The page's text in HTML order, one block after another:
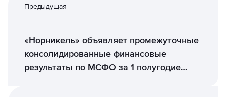
Предыдущая
«Норникель» объявляет промежуточные
консолидированные финансовые
результаты по МСФО за 1 полугодие